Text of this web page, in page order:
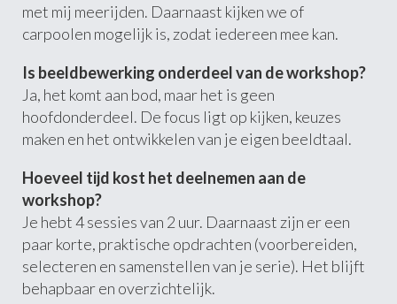
met mij meerijden. Daarnaast kijken we of
carpoolen mogelijk is, zodat iedereen mee kan.
Is beeldbewerking onderdeel van de workshop?
Ja, het komt aan bod, maar het is geen
hoofdonderdeel. De focus ligt op kijken, keuzes
maken en het ontwikkelen van je eigen beeldtaal.
Hoeveel tijd kost het deelnemen aan de
workshop?
Je hebt 4 sessies van 2 uur. Daarnaast zijn er een
paar korte, praktische opdrachten (voorbereiden,
selecteren en samenstellen van je serie). Het blijft
behapbaar en overzichtelijk.